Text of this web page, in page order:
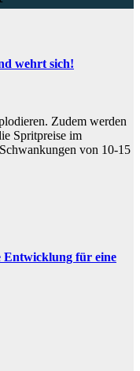
wehrt sich!
Zudem werden
Spritpreise im
von 10-15
Entwicklung für eine